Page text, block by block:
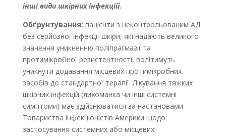
інші види шкірних інфекцій.
Обґрунтування: пацієнти з неконтрольованим АД
без серйозної інфекції шкіри, які надають великого
значення уникненню поліпрагмазії та
протимікробної резистентності, волітимуть
уникнути додавання місцевих протимікробних
засобів до стандартної терапії. Лікування тяжких
шкірних інфекцій (лихоманка чи інші системні
симптоми) має здійснюватися за настановами
Товариства інфекціоністів Америки щодо
застосування системних або місцевих